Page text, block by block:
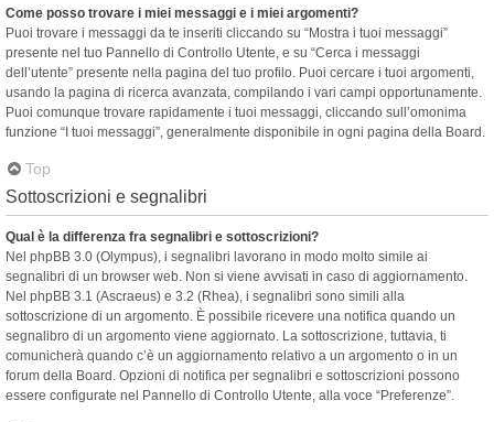
Come posso trovare i miei messaggi e i miei argomenti?
Puoi trovare i messaggi da te inseriti cliccando su “Mostra i tuoi messaggi”
presente nel tuo Pannello di Controllo Utente, e su “Cerca i messaggi
dell’utente” presente nella pagina del tuo profilo. Puoi cercare i tuoi argomenti,
usando la pagina di ricerca avanzata, compilando i vari campi opportunamente.
Puoi comunque trovare rapidamente i tuoi messaggi, cliccando sull’omonima
funzione “I tuoi messaggi”, generalmente disponibile in ogni pagina della Board.
Top
Sottoscrizioni e segnalibri
Qual è la differenza fra segnalibri e sottoscrizioni?
Nel phpBB 3.0 (Olympus), i segnalibri lavorano in modo molto simile ai
segnalibri di un browser web. Non si viene avvisati in caso di aggiornamento.
Nel phpBB 3.1 (Ascraeus) e 3.2 (Rhea), i segnalibri sono simili alla
sottoscrizione di un argomento. È possibile ricevere una notifica quando un
segnalibro di un argomento viene aggiornato. La sottoscrizione, tuttavia, ti
comunicherà quando c’è un aggiornamento relativo a un argomento o in un
forum della Board. Opzioni di notifica per segnalibri e sottoscrizioni possono
essere configurate nel Pannello di Controllo Utente, alla voce “Preferenze”.